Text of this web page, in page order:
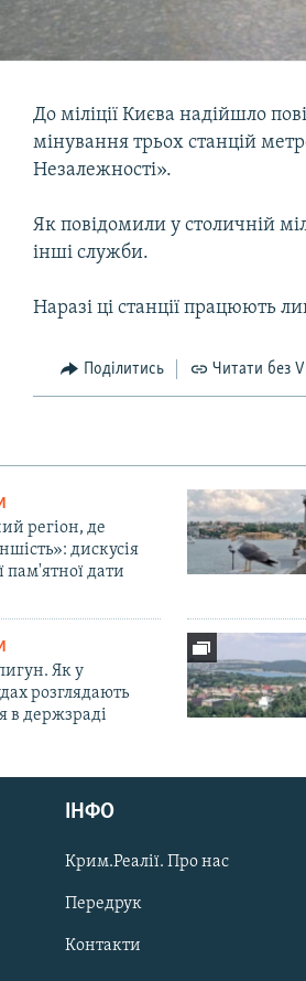
До міліції Києва надійшло
мінування трьох станцій
Незалежності».
Як повідомили у столичній
інші служби.
Наразі ці станції працюють
Поділитись Читати без
регіон, де
дискусія
пам'ятної дати
Як у
розглядають
в держзраді
ІНФО
Крим.Реалії. Про нас
Передрук
Контакти